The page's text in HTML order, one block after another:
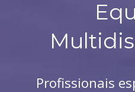
Profissionais